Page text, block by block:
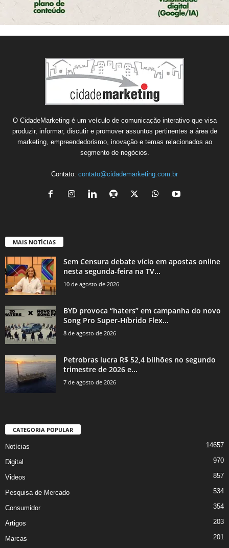
O CidadeMarketing é um veículo de comunicação interativo que visa
produzir, informar, discutir e promover assuntos pertinentes a área de
marketing, empreendedorismo, inovação e temas relacionados ao
segmento de negócios.
Contato: contato@cidademarketing.com.br
MAIS NOTÍCIAS
Sem Censura debate vício em apostas online
nesta segunda-feira na TV...
10 de agosto de 2026
BYD provoca “haters” em campanha do novo
Song Pro Super-Híbrido Flex...
8 de agosto de 2026
Petrobras lucra R$ 52,4 bilhões no segundo
trimestre de 2026 e...
7 de agosto de 2026
CATEGORIA POPULAR
Notícias 14657
Digital 970
Videos 857
Pesquisa de Mercado 534
Consumidor 354
Artigos 203
Marcas 201